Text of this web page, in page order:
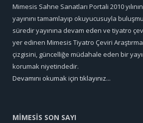
Mimesis Sahne Sanatları Portali 2010
yayınını tamamlayıp okuyucusuyla
süredir yayınına devam eden ve tiyatro
yer edinen Mimesis Tiyatro Çeviri
çizgisini, güncelliğe müdahale eden bir
korumak niyetindedir.
Devamını okumak için tıklayınız...
MİMESİS SON SAYI